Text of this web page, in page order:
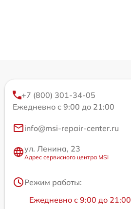
+7 (800) 301-34-05
Ежедневно с 9:00 до 21:00
info@msi-repair-center.ru
ул. Ленина, 23
Адрес сервисного центра MSI
Режим работы:
Ежедневно с 9:00 до 21:00